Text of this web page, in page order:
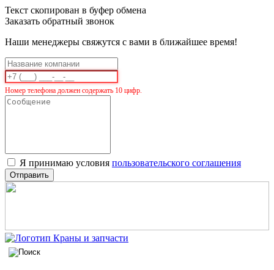
Текст скопирован в буфер обмена
Заказать обратный звонок
Наши менеджеры свяжутся с вами в ближайшее время!
Номер телефона должен содержать 10 цифр.
Я принимаю условия пользовательского соглашения
Отправить